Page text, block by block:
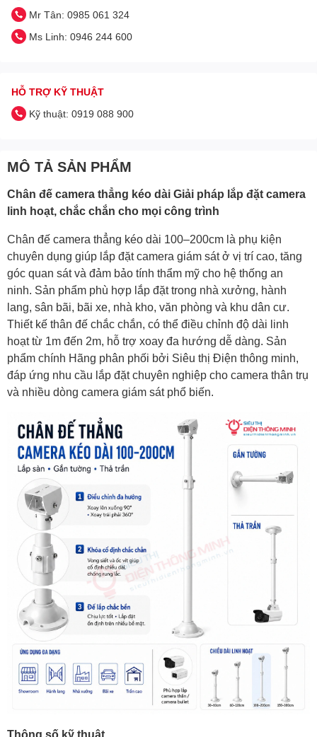
Mr Tân: 0985 061 324
Ms Linh: 0946 244 600
HỖ TRỢ KỸ THUẬT
Kỹ thuật: 0919 088 900
MÔ TẢ SẢN PHẨM
Chân đế camera thẳng kéo dài Giải pháp lắp đặt camera
linh hoạt, chắc chắn cho mọi công trình
Chân đế camera thẳng kéo dài 100–200cm là phụ kiện
chuyên dụng giúp lắp đặt camera giám sát ở vị trí cao, tăng
góc quan sát và đảm bảo tính thẩm mỹ cho hệ thống an
ninh. Sản phẩm phù hợp lắp đặt trong nhà xưởng, hành
lang, sân bãi, bãi xe, nhà kho, văn phòng và khu dân cư.
Thiết kế thân đế chắc chắn, có thể điều chỉnh độ dài linh
hoạt từ 1m đến 2m, hỗ trợ xoay đa hướng dễ dàng. Sản
phẩm chính Hãng phân phối bởi Siêu thị Điện thông minh,
đáp ứng nhu cầu lắp đặt chuyên nghiệp cho camera thân trụ
và nhiều dòng camera giám sát phổ biến.
Thông số kỹ thuật